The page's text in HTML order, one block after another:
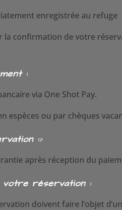
enregistrée au refuge
la confirmation de votre
:
via One Shot Pay.
espèces ou par chèques
:>
après réception du
réservation :
doivent faire l’objet